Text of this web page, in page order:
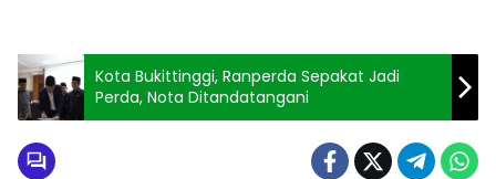
Kota Bukittinggi, Ranperda Sepakat Jadi
Perda, Nota Ditandatangani